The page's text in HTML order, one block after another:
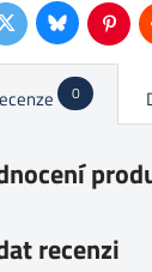
TwitterBluesky
0
recenzi